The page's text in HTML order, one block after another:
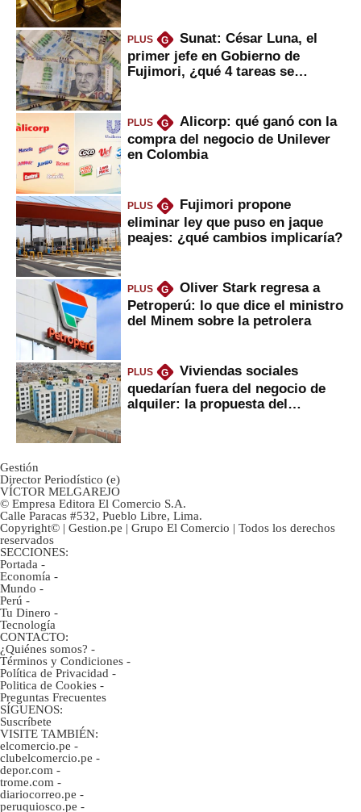
PLUS G
Sunat: César Luna, el
primer jefe en Gobierno de
Fujimori, ¿qué 4 tareas se
PLUS G
Alicorp: qué ganó con la
compra del negocio de Unilever
en Colombia
PLUS G
Fujimori propone
eliminar ley que puso en jaque
peajes: ¿qué cambios implicaría?
PLUS G
Oliver Stark regresa a
Petroperú: lo que dice el ministro
del Minem sobre la petrolera
PLUS G
Viviendas sociales
quedarían fuera del negocio de
alquiler: la propuesta del
Gestión
Director Periodístico (e)
VÍCTOR MELGAREJO
© Empresa Editora El Comercio S.A.
Calle Paracas #532, Pueblo Libre, Lima.
Copyright© | Gestion.pe | Grupo El Comercio | Todos los derechos
reservados
SECCIONES:
Portada -
Economía -
Mundo -
Perú -
Tu Dinero -
Tecnología
CONTACTO:
¿Quiénes somos? -
Términos y Condiciones -
Política de Privacidad -
Politica de Cookies -
Preguntas Frecuentes
SÍGUENOS:
Suscríbete
VISITE TAMBIÉN:
elcomercio.pe -
clubelcomercio.pe -
depor.com -
trome.com -
diariocorreo.pe -
peruquiosco.pe -